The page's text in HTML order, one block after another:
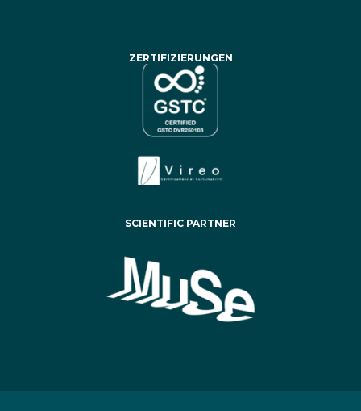
ZERTIFIZIERUNGEN
SCIENTIFIC PARTNER